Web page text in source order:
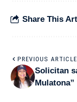
Share This
PREVIOUS ARTICLE
Solicitan